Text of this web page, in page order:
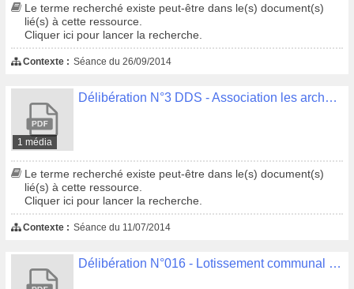
Le terme recherché existe peut-être dans le(s) document(s)
lié(s) à cette ressource.
Cliquer ici pour lancer la recherche.
Contexte : Séance du 26/09/2014
1 média
Délibération N°3 DDS - Association les archers de l'Odet - Convention d'aménagement, gestion et utilisation d'un parcours permanent de tir à l'arc dans le bois de Saint-Alouarn
Le terme recherché existe peut-être dans le(s) document(s)
lié(s) à cette ressource.
Cliquer ici pour lancer la recherche.
Contexte : Séance du 11/07/2014
Délibération N°016 - Lotissement communal de Linéostic